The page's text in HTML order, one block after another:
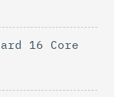
16 Core